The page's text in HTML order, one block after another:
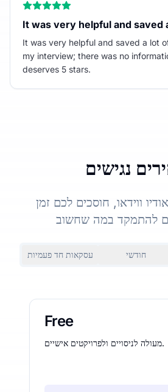
It was very helpful and saved
It was very helpful and saved a lot
my interview; there was no
deserves 5 stars.
נגישים
ווידאו, חוסכים לכם זמן
להתמקד במה שחשוב
עסקאות חד פעמיות חודשי
Free
מעולה לניסויים ולפרויקטים אישיים.